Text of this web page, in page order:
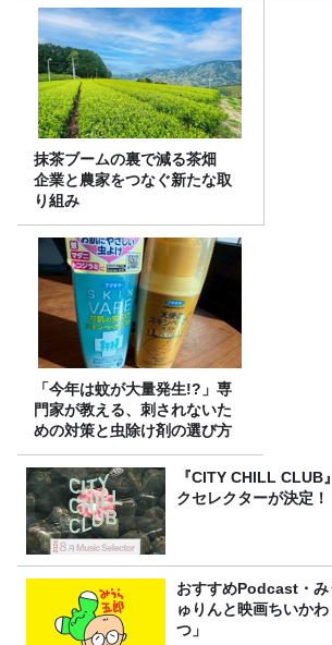
抹茶ブームの裏で減る茶畑
企業と農家をつなぐ新たな取
り組み
「今年は蚊が大量発生!?」専
門家が教える、刺されないた
めの対策と虫除け剤の選び方
『CITY CHILL CLUB
クセレクターが決定！
おすすめPodcast・み
ゅりんと映画ちいか
つ」